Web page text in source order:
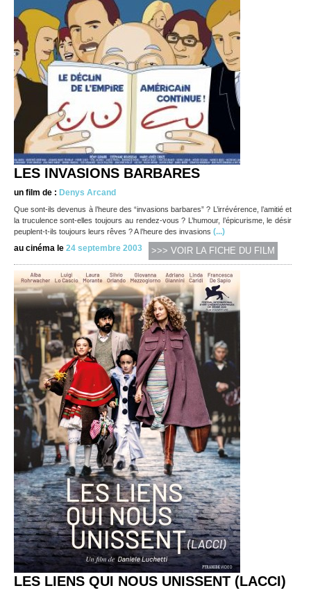
LES INVASIONS BARBARES
un film de : Denys Arcand
Que sont-ils devenus à l’heure des “invasions barbares” ? L’irrévérence, l’amitié et
la truculence sont-elles toujours au rendez-vous ? L’humour, l’épicurisme, le désir
peuplent-t-ils toujours leurs rêves ? A l’heure des invasions (...)
au cinéma le 24 septembre 2003 >>> VOIR LA FICHE DU FILM
LES LIENS QUI NOUS UNISSENT (LACCI)